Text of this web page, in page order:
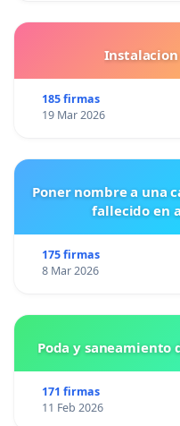
185 firmas
19 Mar 2026
Poner nombre a una
fallecido en
175 firmas
8 Mar 2026
Poda y saneamiento
171 firmas
11 Feb 2026